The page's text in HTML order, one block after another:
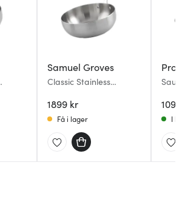
Samuel Groves
Classic Stainless
1899 kr
Få i lager
1099
I